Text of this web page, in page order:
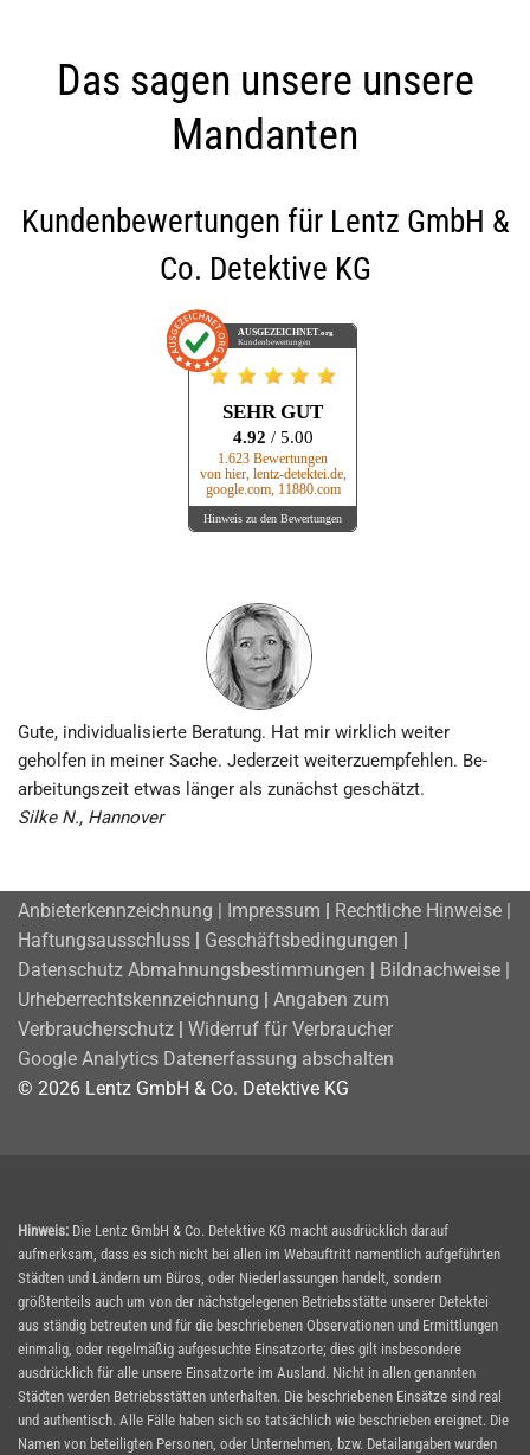
Das sagen unsere unsere
Mandanten
Kundenbewertungen für Lentz GmbH &
Co. Detektive KG
AUSGEZEICHNET .org
Kundenbewertungen
SEHR GUT
4.92 / 5.00
1.623 Bewertungen
von hier, lentz-detektei.de,
google.com, 11880.com
Hinweis zu den Bewertungen
Gute, individuali­sierte Beratung. Hat mir wirklich weiter
geholfen in meiner Sache. Jederzeit weiter­zu­empfehlen. Be­
arbeitungs­zeit etwas länger als zunächst geschätzt.
Silke N., Hannover
Anbieterkennzeichnung | Impressum | Rechtliche Hinweise |
Haftungsausschluss | Geschäftsbedingungen |
Datenschutz Abmahnungsbestimmungen | Bildnachweise |
Urheberrechtskennzeichnung | Angaben zum
Verbraucherschutz | Widerruf für Verbraucher
Google Analytics Datenerfassung abschalten
© 2026 Lentz GmbH & Co. Detektive KG
Hinweis: Die Lentz GmbH & Co. Detektive KG macht ausdrücklich darauf
aufmerksam, dass es sich nicht bei allen im Webauftritt namentlich aufgeführten
Städten und Ländern um Büros, oder Niederlassungen handelt, sondern
größtenteils auch um von der nächstgelegenen Betriebsstätte unserer Detektei
aus ständig betreuten und für die beschriebenen Observationen und Ermittlungen
einmalig, oder regelmäßig aufgesuchte Einsatzorte; dies gilt insbesondere
ausdrücklich für alle unsere Einsatzorte im Ausland. Nicht in allen genannten
Städten werden Betriebsstätten unterhalten. Die beschriebenen Einsätze sind real
und authentisch. Alle Fälle haben sich so tatsächlich wie beschrieben ereignet. Die
Namen von beteiligten Personen, oder Unternehmen, bzw. Detailangaben wurden